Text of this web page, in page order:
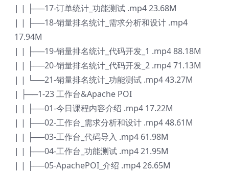
| | ├──17-订单统计_功能测试 .mp4 23.68M
| | ├──18-销量排名统计_需求分析和设计 .mp4
17.94M
| | ├──19-销量排名统计_代码开发_1 .mp4 88.18M
| | ├──20-销量排名统计_代码开发_2 .mp4 71.13M
| | └──21-销量排名统计_功能测试 .mp4 43.27M
| ├──1-23 工作台&Apache POI
| | ├──01-今日课程内容介绍 .mp4 17.22M
| | ├──02-工作台_需求分析和设计 .mp4 48.61M
| | ├──03-工作台_代码导入 .mp4 61.98M
| | ├──04-工作台_功能测试 .mp4 21.95M
| | ├──05-ApachePOI_介绍 .mp4 26.65M